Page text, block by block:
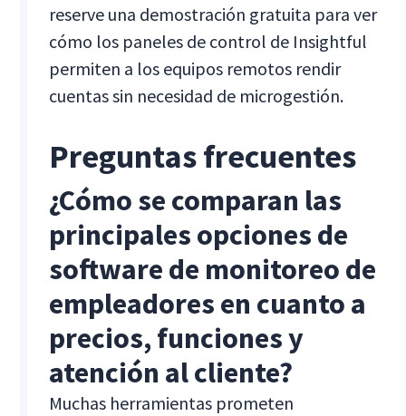
reserve una demostración gratuita para ver
cómo los paneles de control de Insightful
permiten a los equipos remotos rendir
cuentas sin necesidad de microgestión.
Preguntas frecuentes
¿Cómo se comparan las
principales opciones de
software de monitoreo de
empleadores en cuanto a
precios, funciones y
atención al cliente?
Muchas herramientas prometen